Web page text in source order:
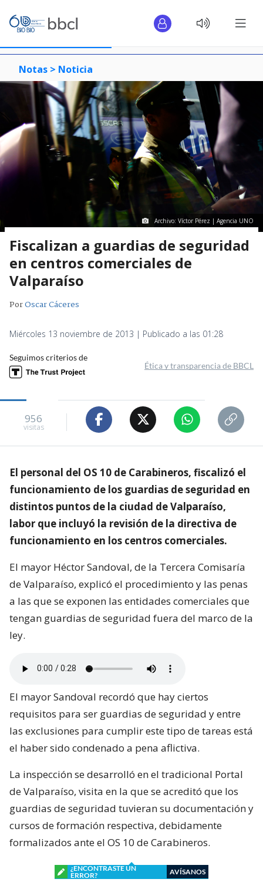
Notas > Noticia
Archivo: Víctor Pérez | Agencia UNO
Fiscalizan a guardias de seguridad
en centros comerciales de
Valparaíso
PorOscar Cáceres
Miércoles 13 noviembre de 2013 | Publicado a las 01:28
Seguimos criterios de
Ética y transparencia de BBCL
956
visitas
El personal del OS 10 de Carabineros, fiscalizó el
funcionamiento de los guardias de seguridad en
distintos puntos de la ciudad de Valparaíso,
labor que incluyó la revisión de la directiva de
funcionamiento en los centros comerciales.
El mayor Héctor Sandoval, de la Tercera Comisaría
de Valparaíso, explicó el procedimiento y las penas
a las que se exponen las entidades comerciales que
tengan guardias de seguridad fuera del marco de la
ley.
El mayor Sandoval recordó que hay ciertos
requisitos para ser guardias de seguridad y entre
las exclusiones para cumplir este tipo de tareas está
el haber sido condenado a pena aflictiva.
La inspección se desarrolló en el tradicional Portal
de Valparaíso, visita en la que se acreditó que los
guardias de seguridad tuvieran su documentación y
cursos de formación respectiva, debidamente
formalizados ante el OS 10 de Carabineros.
¿ENCONTRASTE UN
ERROR?
AVÍSANOS